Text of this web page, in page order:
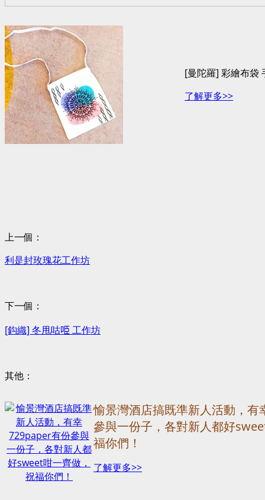
[曼陀羅] 彩繪布袋
了解更多>>
上一個：
利是封玫瑰花工作坊
下一個：
[鈎織] 冬甩咕𠱸 工作坊
其他：
愉景灣酒店搞既準新人活動，有
參與一份子，各對新人都好
福你們！
了解更多>>